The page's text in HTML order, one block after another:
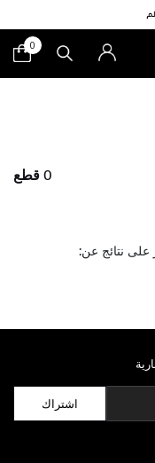
0
0 قطع
على نتائج عن:
اشتراك